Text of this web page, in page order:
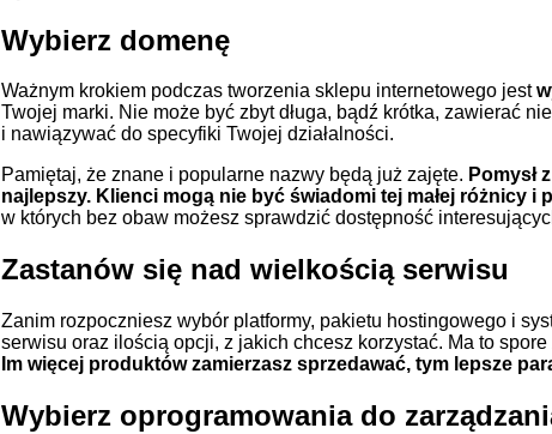
Wybierz domenę
Ważnym krokiem podczas tworzenia sklepu internetowego jest
Twojej marki. Nie może być zbyt długa, bądź krótka, zawierać
i nawiązywać do specyfiki Twojej działalności.
Pamiętaj, że znane i popularne nazwy będą już zajęte. Pomysł
najlepszy. Klienci mogą nie być świadomi tej małej różnicy i
w których bez obaw możesz sprawdzić dostępność
Zastanów się nad wielkością serwisu
Zanim rozpoczniesz wybór platformy, pakietu hostingowego i
serwisu oraz ilością opcji, z jakich chcesz korzystać. Ma to
Im więcej produktów zamierzasz sprzedawać, tym lepsze
Wybierz oprogramowania do